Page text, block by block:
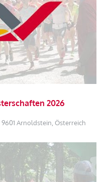
2026
Arnoldstein, Österreich